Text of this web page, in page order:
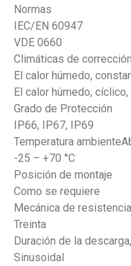
Normas
IEC/EN 60947
VDE 0660
Climáticas de corrección
El calor húmedo,
El calor húmedo,
Grado de Protección
IP66, IP67, IP69
Temperatura
-25 – +70 °C
Posición de montaje
Como se requiere
Mecánica de
Treinta
Duración de la
Sinusoidal